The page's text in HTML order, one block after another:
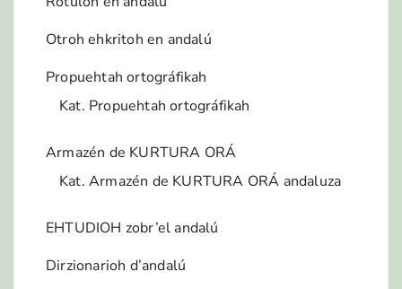
Otroh ehkritoh en andalú
Propuehtah ortográfikah
Kat. Propuehtah ortográfikah
Armazén de KURTURA ORÁ
Kat. Armazén de KURTURA ORÁ andaluza
EHTUDIOH zobr’el andalú
Dirzionarioh d’andalú